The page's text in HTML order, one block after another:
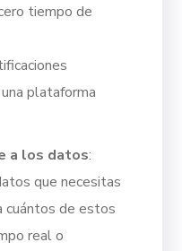
tiempo de
plataforma
a los datos:
que necesitas
cuántos de estos
real o